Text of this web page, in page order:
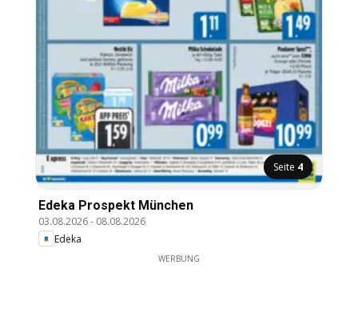
Seite 4
Edeka Prospekt München
03.08.2026- 08.08.2026
Edeka
WERBUNG